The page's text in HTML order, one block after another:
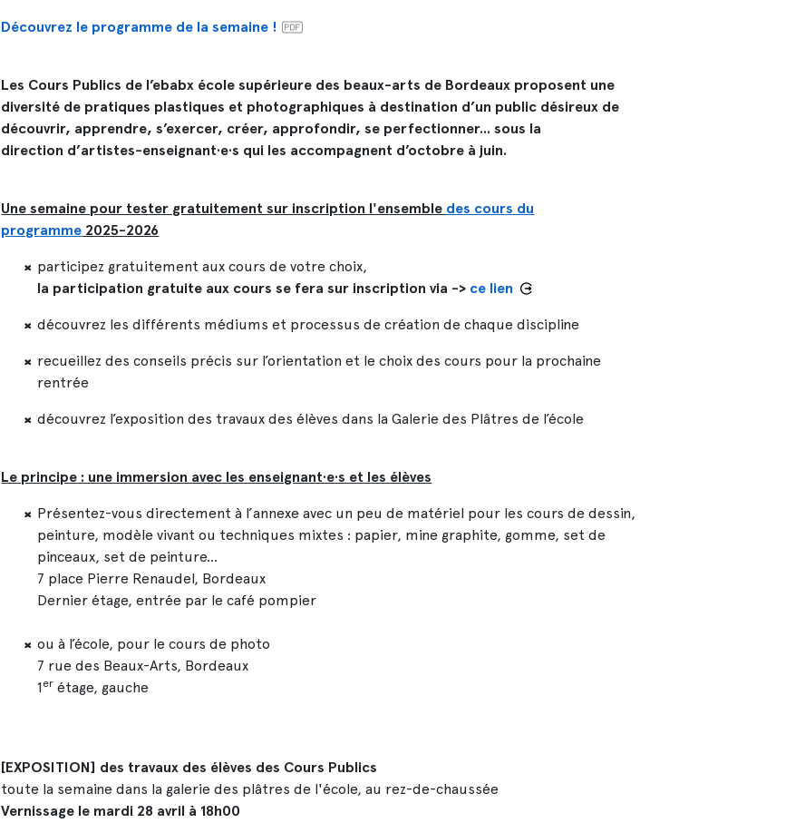
Découvrez le programme de la semaine !
Les Cours Publics de l’ebabx école supérieure des beaux-arts de Bordeaux proposent une
diversité de pratiques plastiques et photographiques à destination d’un public désireux de
découvrir, apprendre, s’exercer, créer, approfondir, se perfectionner... sous la
direction d’artistes-enseignant·e·s qui les accompagnent d’octobre à juin.
Une semaine pour tester gratuitement sur inscription l'ensemble des cours du
programme 2025-2026
participez gratuitement aux cours de votre choix,
la participation gratuite aux cours se fera sur inscription via -> ce lien
découvrez les différents médiums et processus de création de chaque discipline
recueillez des conseils précis sur l’orientation et le choix des cours pour la prochaine
rentrée
découvrez l’exposition des travaux des élèves dans la Galerie des Plâtres de l’école
Le principe : une immersion avec les enseignant·e·s et les élèves
Présentez-vous directement à l’annexe avec un peu de matériel pour les cours de dessin,
peinture, modèle vivant ou techniques mixtes : papier, mine graphite, gomme, set de
pinceaux, set de peinture...
7 place Pierre Renaudel, Bordeaux
Dernier étage, entrée par le café pompier
ou à l’école, pour le cours de photo
7 rue des Beaux-Arts, Bordeaux
1 er étage, gauche
[EXPOSITION] des travaux des élèves des Cours Publics
toute la semaine dans la galerie des plâtres de l'école, au rez-de-chaussée
Vernissage le mardi 28 avril à 18h00